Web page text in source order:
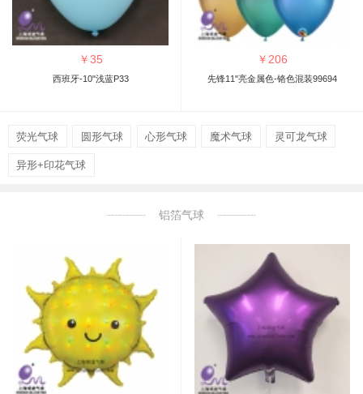
￥35
西班牙-10"浅蓝P33
￥206
先锋11"亮金属色-铬色混装99694
荧光气球 圆形气球 心形气球 魔术气球 灵可龙气球
异形+印花气球
铝箔气球